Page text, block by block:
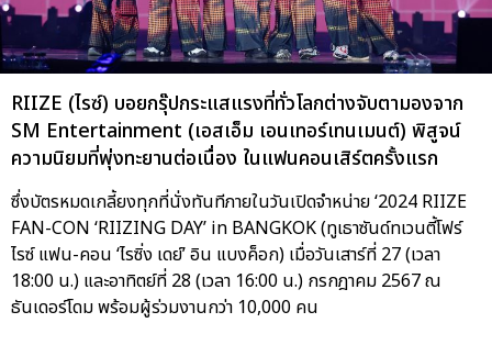
RIIZE (ไรซ์) บอยกรุ๊ปกระแสแรงที่ทั่วโลกต่างจับตามองจาก
SM Entertainment (เอสเอ็ม เอนเทอร์เทนเมนต์) พิสูจน์
ความนิยมที่พุ่งทะยานต่อเนื่อง ในแฟนคอนเสิร์ตครั้งแรก
ซึ่งบัตรหมดเกลี้ยงทุกที่นั่งทันทีภายในวันเปิดจำหน่าย ‘2024 RIIZE
FAN-CON ‘RIIZING DAY’ in BANGKOK (ทูเธาซันด์ทเวนตี้โฟร์
ไรซ์ แฟน-คอน ‘ไรซิ่ง เดย์’ อิน แบงค็อก) เมื่อวันเสาร์ที่ 27 (เวลา
18:00 น.) และอาทิตย์ที่ 28 (เวลา 16:00 น.) กรกฎาคม 2567 ณ
ธันเดอร์โดม พร้อมผู้ร่วมงานกว่า 10,000 คน